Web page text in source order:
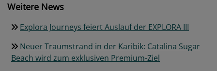
Weitere News
Explora Journeys feiert Auslauf der EXPLORA III
Neuer Traumstrand in der Karibik: Catalina Sugar
Beach wird zum exklusiven Premium-Ziel